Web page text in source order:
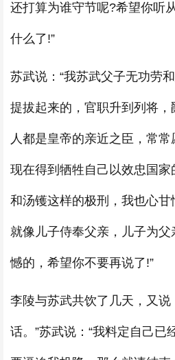
还打算为谁守节呢?希望你听
什么了!”
苏武说：“我苏武父子无功劳
提拔起来的，官职升到列将
人都是皇帝的亲近之臣，常常
现在得到牺牲自己以效忠国
和汤镬这样的极刑，我也心甘
就像儿子侍奉父亲，儿子为
憾的，希望你不要再说了!”
李陵与苏武共饮了几天，又说
话。”苏武说：“我料定自己已